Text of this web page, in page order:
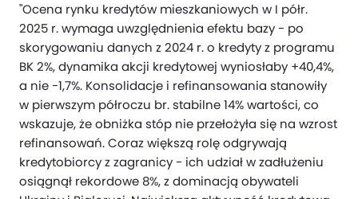
"Ocena rynku kredytów mieszkaniowych w I półr.
2025 r. wymaga uwzględnienia efektu bazy - po
skorygowaniu danych z 2024 r. o kredyty z programu
BK 2%, dynamika akcji kredytowej wyniosłaby +40,4%,
a nie -1,7%. Konsolidacje i refinansowania stanowiły
w pierwszym półroczu br. stabilne 14% wartości, co
wskazuje, że obniżka stóp nie przełożyła się na wzrost
refinansowań. Coraz większą rolę odgrywają
kredytobiorcy z zagranicy - ich udział w zadłużeniu
osiągnął rekordowe 8%, z dominacją obywateli